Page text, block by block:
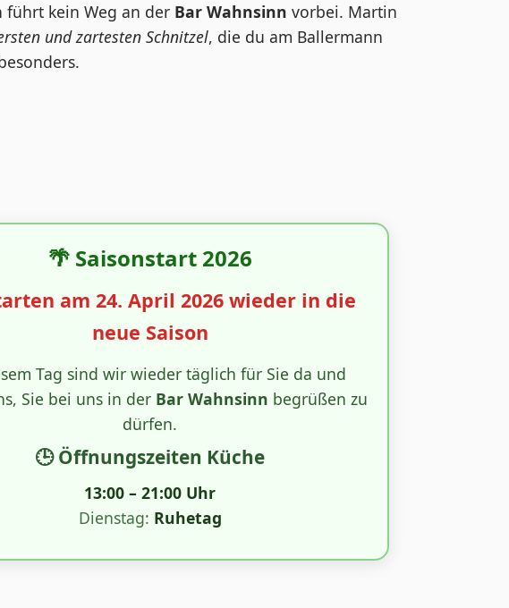
führt kein Weg an der Bar Wahnsinn vorbei. Martin
und zartesten Schnitzel, die du am Ballermann
🌴 Saisonstart 2026
am 24. April 2026 wieder in die
neue Saison
Tag sind wir wieder täglich für Sie da und
Sie bei uns in der Bar Wahnsinn begrüßen zu
dürfen.
🕒 Öffnungszeiten Küche
13:00 – 21:00 Uhr
Dienstag: Ruhetag